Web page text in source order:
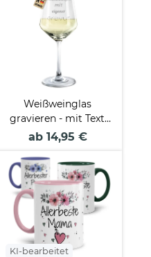
Weißweinglas
gravieren - mit Text
selbst gestalten
ab 14,95 €
KI-bearbeitet